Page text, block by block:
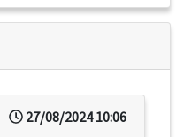
27/08/2024 10:06